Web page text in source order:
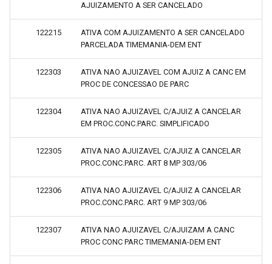
AJUIZAMENTO A SER CANCELADO
122215
ATIVA COM AJUIZAMENTO A SER CANCELADO
PARCELADA TIMEMANIA-DEM ENT
122303
ATIVA NAO AJUIZAVEL COM AJUIZ A CANC EM
PROC DE CONCESSAO DE PARC
122304
ATIVA NAO AJUIZAVEL C/AJUIZ A CANCELAR
EM PROC.CONC.PARC. SIMPLIFICADO
122305
ATIVA NAO AJUIZAVEL C/AJUIZ A CANCELAR
PROC.CONC.PARC. ART 8 MP 303/06
122306
ATIVA NAO AJUIZAVEL C/AJUIZ A CANCELAR
PROC.CONC.PARC. ART 9 MP 303/06
122307
ATIVA NAO AJUIZAVEL C/AJUIZAM A CANC
PROC CONC PARC TIMEMANIA-DEM ENT